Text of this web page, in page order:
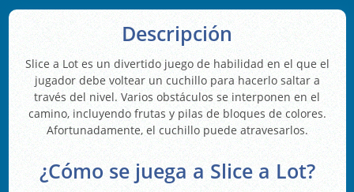
Descripción
Slice a Lot es un divertido juego de habilidad en el que el
jugador debe voltear un cuchillo para hacerlo saltar a
través del nivel. Varios obstáculos se interponen en el
camino, incluyendo frutas y pilas de bloques de colores.
Afortunadamente, el cuchillo puede atravesarlos.
¿Cómo se juega a Slice a Lot?